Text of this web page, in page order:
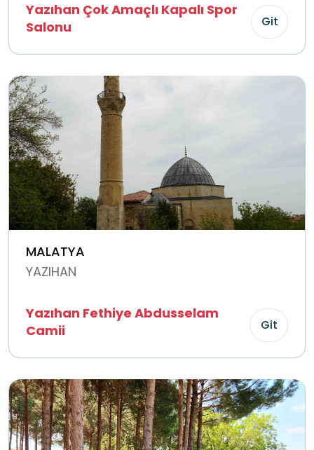
Yazıhan Çok Amaçlı Kapalı Spor
Salonu
Git
MALATYA
YAZIHAN
Yazıhan Fethiye Abdusselam
Camii
Git